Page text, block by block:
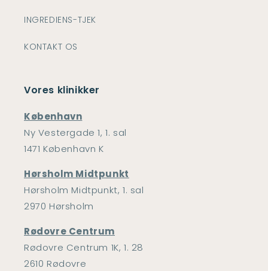
INGREDIENS-TJEK
KONTAKT OS
Vores klinikker
København
Ny Vestergade 1, 1. sal
1471 København K
Hørsholm Midtpunkt
Hørsholm Midtpunkt, 1. sal
2970 Hørsholm
Rødovre Centrum
Rødovre Centrum 1K, 1. 28
2610 Rødovre